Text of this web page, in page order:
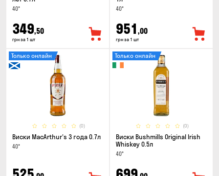
40°
349,50
грн за 1 шт
40°
951 ,00
грн за 1 шт
(0)
Только онлайн
Виски MacArthur's 3 года 0.7л
40°
(0)
Только онлайн
Виски Bushmills Original Irish
Whiskey 0.5л
40°